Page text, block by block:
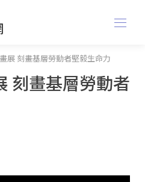
展 刻畫基層勞動者堅毅生命力
刻畫基層勞動者